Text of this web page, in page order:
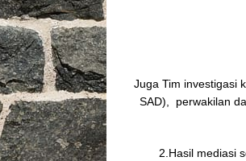
Juga Tim investigasi
SAD), perwakilan
2.Hasil mediasi